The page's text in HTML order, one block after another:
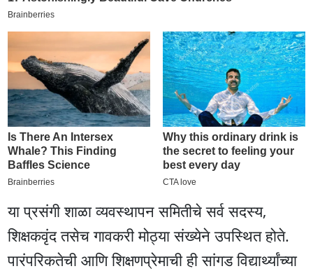
या प्रसंगी शाळा व्यवस्थापन समितीचे सर्व सदस्य,
शिक्षकवृंद तसेच गावकरी मोठ्या संख्येने उपस्थित होते.
पारंपरिकतेची आणि शिक्षणप्रेमाची ही सांगड विद्यार्थ्यांच्या